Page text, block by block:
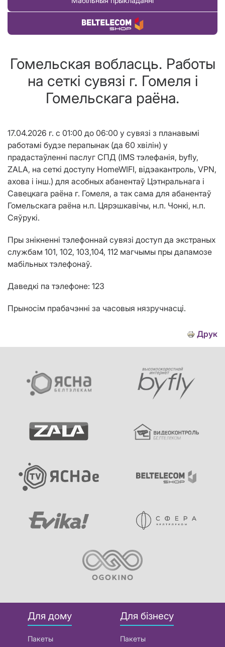
Купіць тавар
Гомельская вобласць. Работы
на сеткі сувязі г. Гомеля і
Гомельскага раёна.
17.04.2026 г. с 01:00 до 06:00 у сувязі з планавымі
работамі будзе перапынак (да 60 хвілін) у
прадастаўленні паслуг СПД (IMS тэлефанія, byfly,
ZALA, на сеткі доступу HomeWIFI, відэакантроль, VPN,
ахова і інш.) для асобных абанентаў Цэтнральнага і
Савецкага раёна г. Гомеля, а так сама для абанентаў
Гомельскага раёна н.п. Цярэшкавічы, н.п. Чонкі, н.п.
Сяўрукі.
Пры знікненні тэлефоннай сувязі доступ да экстраных
службам 101, 102, 103,104, 112 магчымы пры дапамозе
мабільных тэлефонаў.
Даведкі па тэлефоне: 123
Прыносім прабачэнні за часовыя нязручнасці.
Друк
Для дому
Пакеты
Для бізнесу
Пакеты